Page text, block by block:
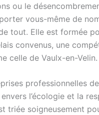
ou le
vous-même de
tout. Elle est formée
convenus, une
celle de Vaulx-en-Velin.
professionnelles
l’écologie et la
triée soigneusement